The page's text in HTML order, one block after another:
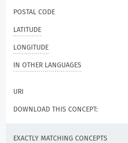
POSTAL CODE
LATITUDE
LONGITUDE
IN OTHER LANGUAGES
URI
DOWNLOAD THIS CONCEPT:
EXACTLY MATCHING CONCEPTS